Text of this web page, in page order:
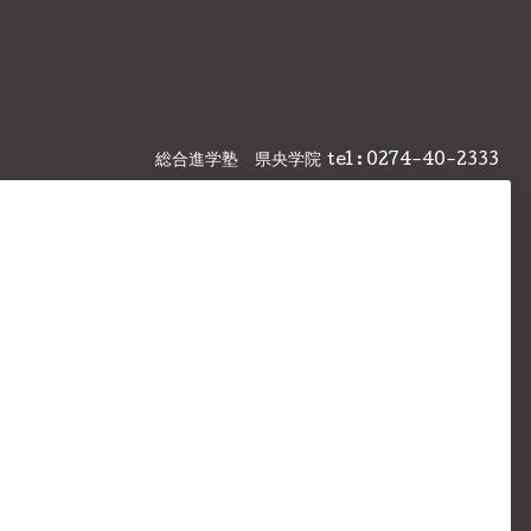
総合進学塾 県央学院 tel : 0274-40-2333